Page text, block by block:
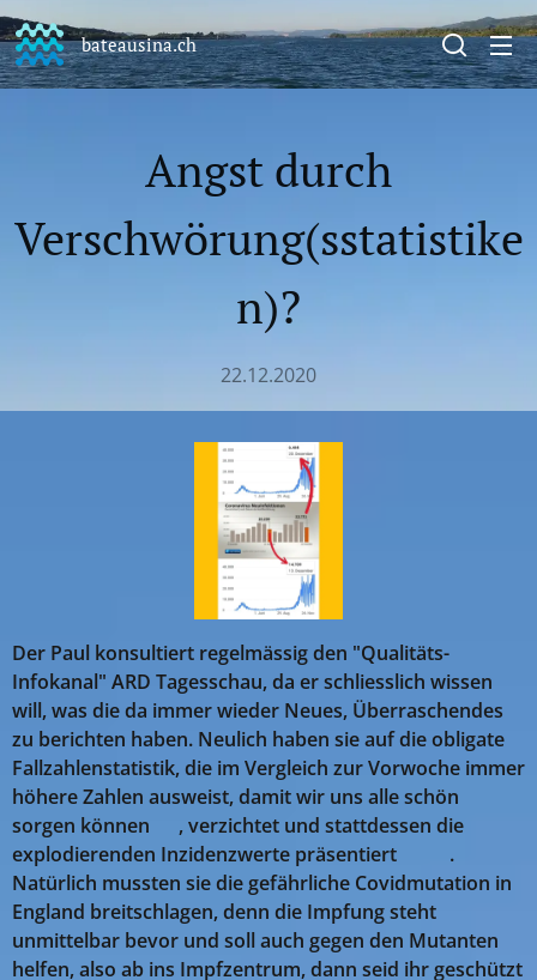
bateausina.ch
Angst durch
Verschwörung(sstatistike
n)?
22.12.2020
Der Paul konsultiert regelmässig den "Qualitäts-
Infokanal" ARD Tagesschau, da er schliesslich wissen
will, was die da immer wieder Neues, Überraschendes
zu berichten haben. Neulich haben sie auf die obligate
Fallzahlenstatistik, die im Vergleich zur Vorwoche immer
höhere Zahlen ausweist, damit wir uns alle schön
sorgen können 😉, verzichtet und stattdessen die
explodierenden Inzidenzwerte präsentiert 🤣🤣.
Natürlich mussten sie die gefährliche Covidmutation in
England breitschlagen, denn die Impfung steht
unmittelbar bevor und soll auch gegen den Mutanten
helfen, also ab ins Impfzentrum, dann seid ihr geschützt